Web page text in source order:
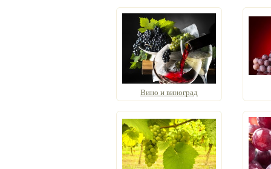
Вино и виноград